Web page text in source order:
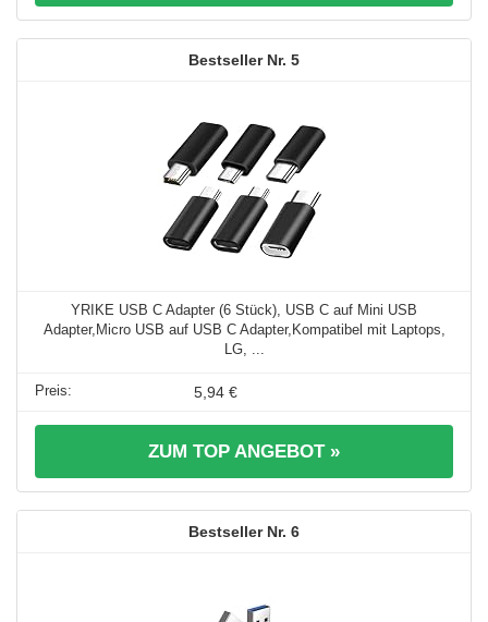
5
YRIKE USB C Adapter (6 Stück), USB C auf Mini USB
Adapter,Micro USB auf USB C Adapter,Kompatibel mit Laptops,
LG, ...
5,94 €
ZUM TOP ANGEBOT »
6